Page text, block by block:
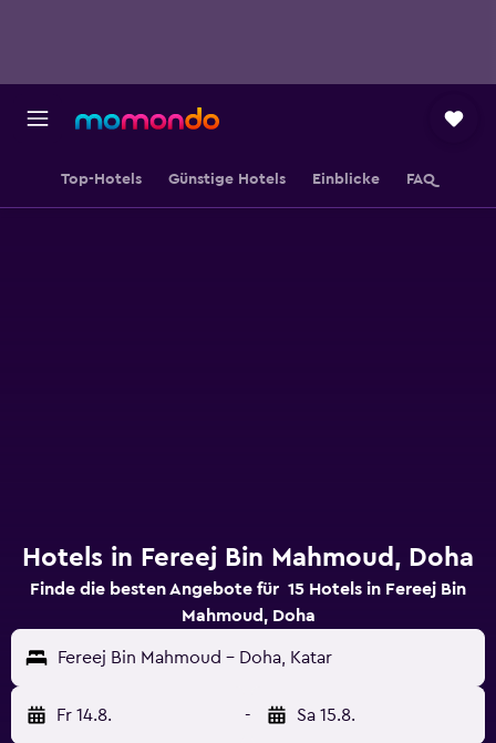
Top-Hotels Günstige Hotels Einblicke FAQ
Hotels in Fereej Bin Mahmoud, Doha
Finde die besten Angebote für 15 Hotels in Fereej Bin
Mahmoud, Doha
Fereej Bin Mahmoud - Doha, Katar
Fr 14.8. - Sa 15.8.